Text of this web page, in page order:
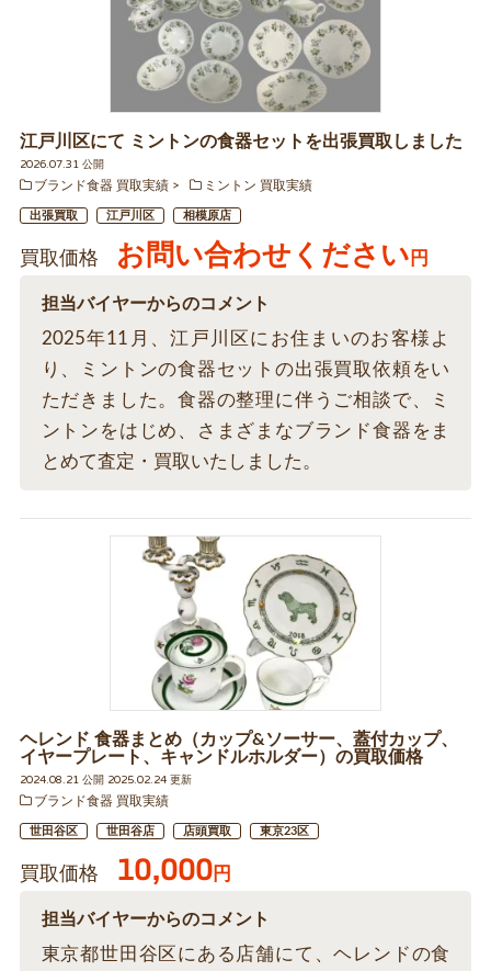
江戸川区にて ミントンの食器セットを出張買取しました
2026.07.31 公開
ブランド食器 買取実績
ミントン 買取実績
出張買取 江戸川区 相模原店
買取価格 お問い合わせください 円
担当バイヤーからのコメント
2025年11月、江戸川区にお住まいのお客様よ
り、ミントンの食器セットの出張買取依頼をい
ただきました。食器の整理に伴うご相談で、ミ
ントンをはじめ、さまざまなブランド食器をま
とめて査定・買取いたしました。
ヘレンド 食器まとめ（カップ&ソーサー、蓋付カップ、
イヤープレート、キャンドルホルダー）の買取価格
2024.08.21 公開 2025.02.24 更新
ブランド食器 買取実績
世田谷区 世田谷店 店頭買取 東京23区
買取価格 10,000円
担当バイヤーからのコメント
東京都世田谷区にある店舗にて、ヘレンドの食